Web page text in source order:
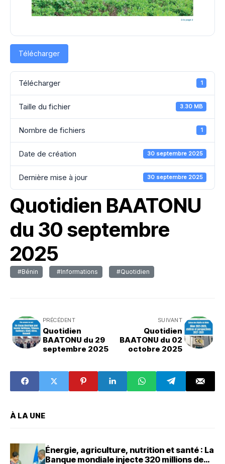
Télécharger
Télécharger 1
Taille du fichier 3.30 MB
Nombre de fichiers 1
Date de création 30 septembre 2025
Dernière mise à jour 30 septembre 2025
Quotidien BAATONU
du 30 septembre
2025
#Bénin #Informations #Quotidien
PRÉCÉDENT
Quotidien
BAATONU du 29
septembre 2025
SUIVANT
Quotidien
BAATONU du 02
octobre 2025
À LA UNE
Énergie, agriculture, nutrition et santé : La
Banque mondiale injecte 320 millions de